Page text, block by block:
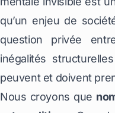
qu’un enjeu de
question privée
inégalités
peuvent et doivent
Nous croyons que